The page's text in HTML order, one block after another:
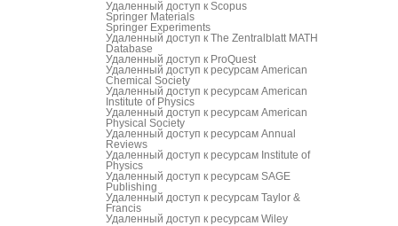
Удаленный доступ к Scopus
Springer Materials
Springer Experiments
Удаленный доступ к The Zentralblatt MATH
Database
Удаленный доступ к ProQuest
Удаленный доступ к ресурсам American
Chemical Society
Удаленный доступ к ресурсам American
Institute of Physics
Удаленный доступ к ресурсам American
Physical Society
Удаленный доступ к ресурсам Annual
Reviews
Удаленный доступ к ресурсам Institute of
Physics
Удаленный доступ к ресурсам SAGE
Publishing
Удаленный доступ к ресурсам Taylor &
Francis
Удаленный доступ к ресурсам Wiley